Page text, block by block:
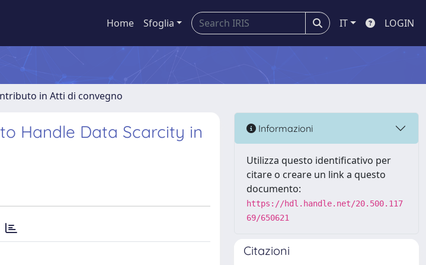
Home Sfoglia IT LOGIN
in Atti di convegno
Handle Data Scarcity in
Informazioni
Utilizza questo identificativo per
citare o creare un link a questo
documento:
https://hdl.handle.net/20.500.117
69/650621
Citazioni